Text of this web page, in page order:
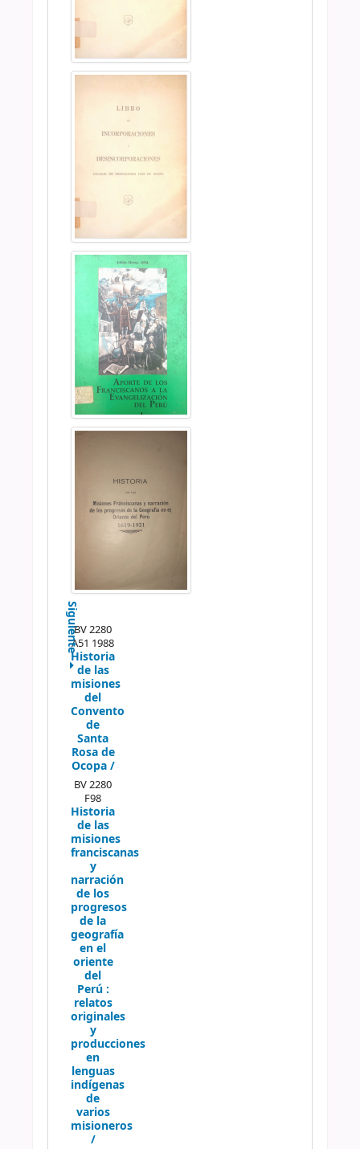
SiguienteBV 2280
A51 1988
Historia
de las
misiones
del
Convento
de
Santa
Rosa de
Ocopa /
BV 2280
F98
Historia
de las
misiones
franciscanas
y
narración
de los
progresos
de la
geografía
en el
oriente
del
Perú :
relatos
originales
y
producciones
en
lenguas
indígenas
de
varios
misioneros
/